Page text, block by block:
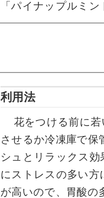
「パイナップルミ
利用法
花をつける前に若
させるか冷凍庫で保
シュとリラックス
にストレスの多い
が高いので、胃酸の